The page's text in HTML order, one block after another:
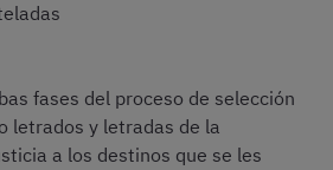
fases del proceso de selección
letrados y letradas de la
a los destinos que se les